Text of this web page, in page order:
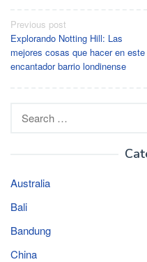
Post
navigation
Previous post
Explorando Notting Hill: Las
mejores cosas que hacer en este
encantador barrio londinense
for:
Australia
Bali
Bandung
China